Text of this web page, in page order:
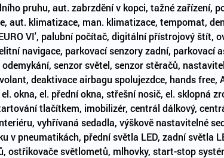
pruhu, aut. zabrzdění v kopci, tažné zařízení,
aut. klimatizace, man. klimatizace, tempomat,
VI', palubní počítač, digitální přístrojový štít,
navigace, parkovací senzory zadní, parkovací
odemykání, senzor světel, senzor stěračů,
deaktivace airbagu spolujezdce, hands free,
okna, el. přední okna, střešní nosič, el. sklopná
tlačítkem, imobilizér, centrál dálkový,
vyhřívaná sedadla, výškově nastavitelné
v pneumatikách, přední světla LED, zadní světla
ostřikovače světlometů, mlhovky, start-stop